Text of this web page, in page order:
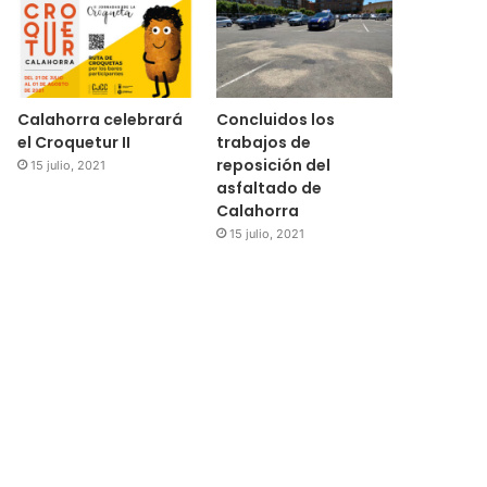
Calahorra celebrará
el Croquetur II
15 julio, 2021
Concluidos los
trabajos de
reposición del
asfaltado de
Calahorra
15 julio, 2021